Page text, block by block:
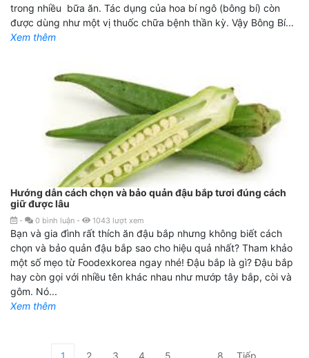
trong nhiều bữa ăn. Tác dụng của hoa bí ngô (bông bí) còn
được dùng như một vị thuốc chữa bệnh thần kỳ. Vậy Bông Bí...
Xem thêm
Hướng dẫn cách chọn và bảo quản đậu bắp tươi đúng cách
giữ được lâu
- 0 bình luận - 1043 lượt xem
Bạn và gia đình rất thích ăn đậu bắp nhưng không biết cách
chọn và bảo quản đậu bắp sao cho hiệu quả nhất? Tham khảo
một số mẹo từ Foodexkorea ngay nhé! Đậu bắp là gì? Đậu bắp
hay còn gọi với nhiều tên khác nhau như mướp tây bắp, còi và
gôm. Nó...
Xem thêm
1 2 3 4 5 … 8 Tiếp